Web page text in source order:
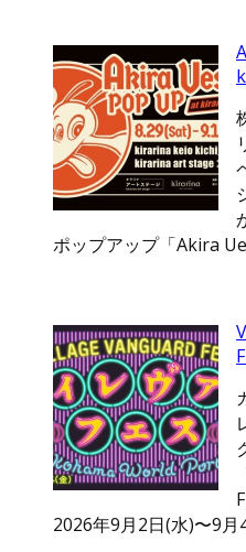
ポップアップ「Akira
2026年9月2日(水)〜9月